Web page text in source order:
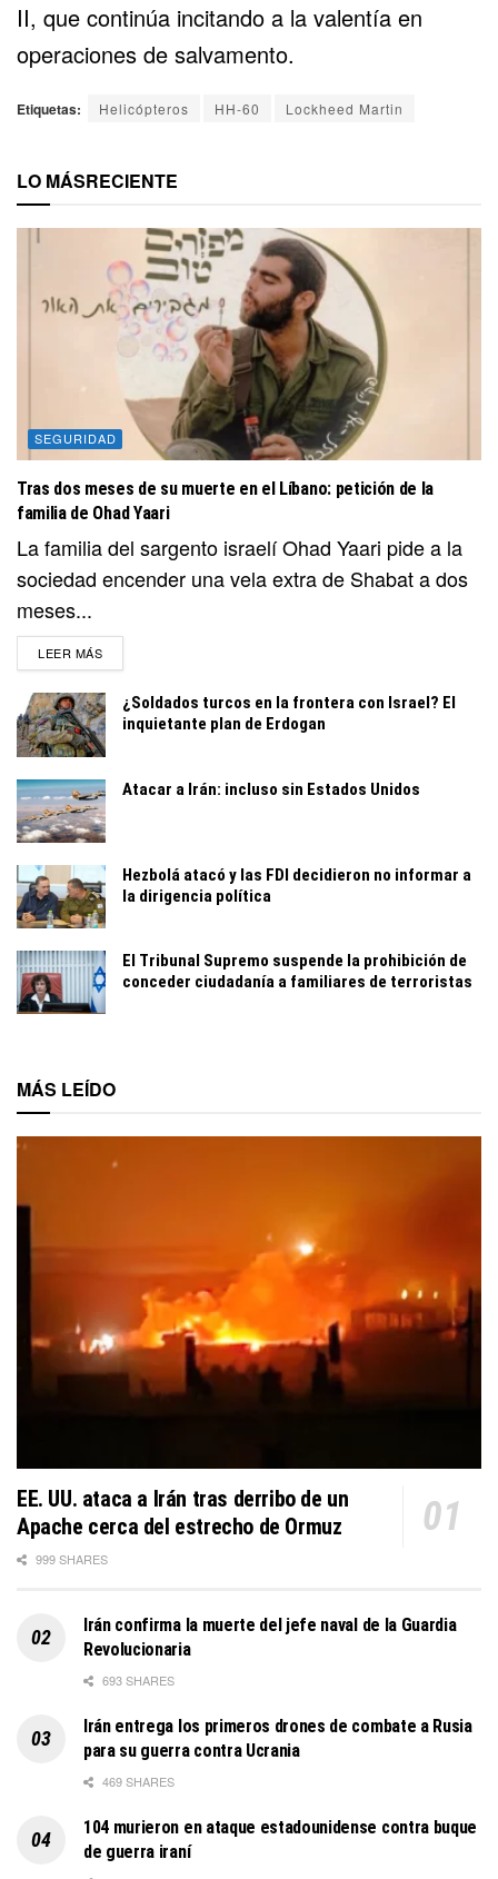
II, que continúa incitando a la valentía en
operaciones de salvamento.
Etiquetas: Helicópteros HH-60 Lockheed Martin
LO MÁSRECIENTE
SEGURIDAD
Tras dos meses de su muerte en el Líbano: petición de la
familia de Ohad Yaari
La familia del sargento israelí Ohad Yaari pide a la
sociedad encender una vela extra de Shabat a dos
meses...
LEER MÁSDETAILS
¿Soldados turcos en la frontera con Israel? El
inquietante plan de Erdogan
Atacar a Irán: incluso sin Estados Unidos
Hezbolá atacó y las FDI decidieron no informar a
la dirigencia política
El Tribunal Supremo suspende la prohibición de
conceder ciudadanía a familiares de terroristas
MÁS LEÍDO
EE. UU. ataca a Irán tras derribo de un
Apache cerca del estrecho de Ormuz
999 SHARES
Irán confirma la muerte del jefe naval de la Guardia
Revolucionaria
693 SHARES
Irán entrega los primeros drones de combate a Rusia
para su guerra contra Ucrania
469 SHARES
104 murieron en ataque estadounidense contra buque
de guerra iraní